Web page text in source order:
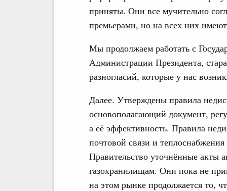
приняты. Они все мучительно
премьерами, но на всех них
Мы продолжаем работать с
Администрации Президента,
разногласий, которые у нас
Далее. Утверждены правила
основополагающий документ,
а её эффективность. Правила
почтовой связи и
Правительство уточнённые акты
газохранилищам. Они пока не
на этом рынке продолжается то,